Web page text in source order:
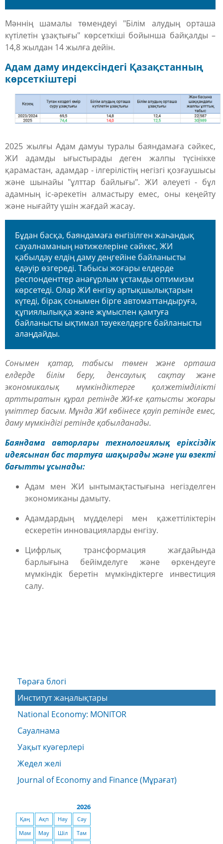
Мәннің шамалы төмендеуі "Білім алудың орташа
күтілетін ұзақтығы" көрсеткіші бойынша байқалды –
14,8 жылдан 14 жылға дейін.
Адам даму индексіндегі Қазақстанның
көрсеткіштері
2025 жылғы Адам дамуы туралы баяндамаға сәйкес,
ЖИ адамды ығыстырады деген жалпы түсінікке
қарамастан, адамдар - ілгерілістің негізгі қозғаушысы
және шынайы "ұлттар байлығы". ЖИ әлеуеті - бұл
адамның іс-әрекетін алмастыру емес, оны кеңейту
және нығайту үшін жағдай жасау.
Бұдан басқа, баяндамаға енгізілген жаһандық
сауалнаманың нәтижелеріне сәйкес, ЖИ
қабылдау елдің даму деңгейіне байланысты
едәуір өзгереді. Табысы жоғары елдерде
респонденттер анағұрлым ұстамды оптимизм
көрсетеді. Олар ЖИ енгізу артықшылықтарын
күтеді, бірақ сонымен бірге автоматтандыруға,
құпиялылыққа және жұмыспен қамтуға
байланысты ықтимал тәуекелдерге байланысты
алаңдайды.
Сонымен қатар, табысы төмен және орташа
елдерде білім беру, денсаулық сақтау және
экономикалық мүмкіндіктерге қолжетімділікті
арттыратын құрал ретінде ЖИ-ке қатысты жоғары
үміттер басым. Мұнда ЖИ көбінесе қауіп ретінде емес,
даму мүмкіндігі ретінде қабылданады.
Баяндама авторлары технологиялық еріксіздік
идеясынан бас тартуға шақырады және үш өзекті
бағытты ұсынады:
Адам мен ЖИ ынтымақтастығына негізделген
экономиканы дамыту.
Адамдардың мүдделері мен қажеттіліктерін
ескеретін инновацияларды енгізу.
Цифрлық трансформация жағдайында
барлығына бейімделуге және өркендеуге
мүмкіндік беретін мүмкіндіктерге инвестиция
салу.
Төраға блогі
Институт жаңалықтары
National Economy: MONITOR
Сауалнама
Уақыт куәгерлері
Жедел желі
Journal of Economy and Finance (Мұрағат)
2026
Қаң Ақп Нау
Сәу
Мам
Мау Шіл
Там